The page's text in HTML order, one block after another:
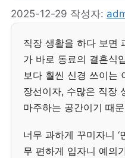
2025-12-29 작성자:
직장 생활을 하다 보면
가 바로 동료의 결혼식
보다 훨씬 신경 쓰이는
장선이자, 수많은 직장
마주하는 공간이기 때
너무 과하게 꾸미자니 ‘
무 편하게 입자니 예의